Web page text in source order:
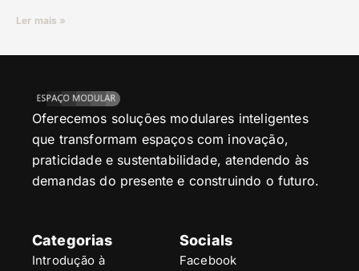
Ler mais »
Oferecemos soluções modulares inteligentes
que transformam espaços com inovação,
praticidade e sustentabilidade, atendendo às
demandas do presente e construindo o futuro.
Categorias
Introdução à
Socials
Facebook